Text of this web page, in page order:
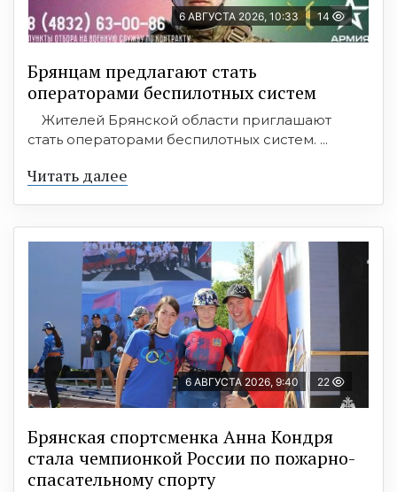
6 АВГУСТА 2026, 10:33 14
Брянцам предлагают стать
оперaторами бeспилотных систeм
Жителей Брянской области приглашают
стать операторами беспилотных систем. ...
Читать далее
6 АВГУСТА 2026, 9:40 22
Брянская спортсменка Анна Кондря
стала чемпионкой России по пожарно-
спасательному спорту